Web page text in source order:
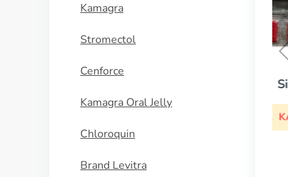
Kamagra
Stromectol
Cenforce
Kamagra Oral Jelly
Chloroquin
Brand Levitra